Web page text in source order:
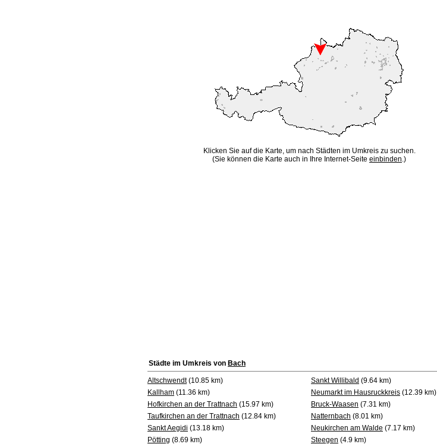
Klicken Sie auf die Karte, um nach Städten im Umkreis zu suchen.
(Sie können die Karte auch in Ihre Internet-Seite einbinden.)
Städte im Umkreis von Bach
Altschwendt(10.85 km) Sankt Willibald (9.64 km)
Kallham (11.36 km) Neumarkt im Hausruckkreis (12.39 km)
Hofkirchen an der Trattnach (15.97 km) Bruck-Waasen (7.31 km)
Taufkirchen an der Trattnach (12.84 km) Natternbach (8.01 km)
Sankt Aegidi (13.18 km) Neukirchen am Walde (7.17 km)
Pötting (8.69 km) Steegen (4.9 km)